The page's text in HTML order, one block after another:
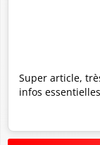
Super article,
infos